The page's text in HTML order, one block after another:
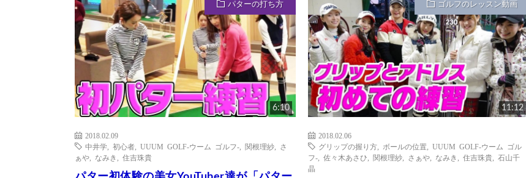
パターの打ち方
6:10
2018.02.09
中井学
初心者 UUUM GOLF-ウーム ゴルフ- 関根理紗
さ
ぁや
なみき 住吉珠貴
ゴルフのレッスン動画
11:12
2018.02.06
グリップの握り方
ボールの位置 ,UUUM GOLF-ウーム ゴル
フ- ,佐々木あさひ ,関根理紗 さぁや なみき ,住吉珠貴 ,石山千
晶